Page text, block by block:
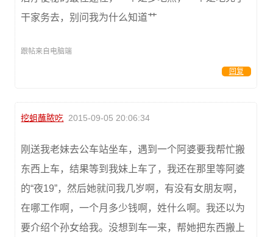
干家务去，别问我为什么知道艹
跟帖来自电脑端
回复
挖蛆蘸脓吃 2015-09-05 20:06:34
刚送我老妹去公车站坐车，遇到一个阿婆要我帮忙搬
东西上车，结果等到我妹上车了，我还在那里等阿婆
的“夜19”，然后她就问我几岁啊，有没有女朋友啊，
在哪工作啊，一个月多少钱啊，姓什么啊。我还以为
要介绍个孙女给我。没想到车一来，帮她把东西搬上